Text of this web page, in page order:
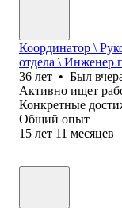
Координатор \
отдела \ Инженер
36 лет • Был
Активно ищет
Конкретные
Общий опыт
15 лет 11 месяцев